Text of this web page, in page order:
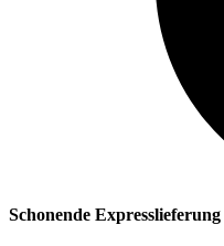
Schonende Expresslieferung